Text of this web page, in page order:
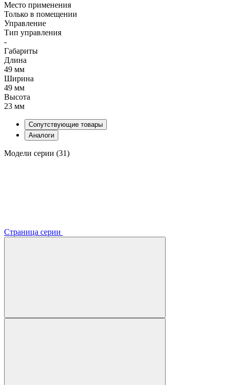
Место применения
Только в помещении
Управление
Тип управления
-
Габариты
Длина
49 мм
Ширина
49 мм
Высота
23 мм
Сопутствующие товары
Аналоги
Модели серии (31)
Страница серии